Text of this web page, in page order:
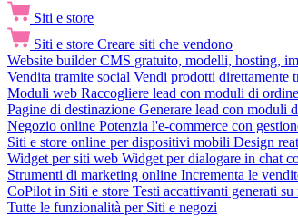
Siti e store
Siti e store Creare siti che vendono
Website builder CMS gratuito, modelli, hosting,
Vendita tramite social Vendi prodotti direttamente
Moduli web Raccogliere lead con moduli di
Pagine di destinazione Generare lead con moduli
Negozio online Potenzia l'e-commerce con
Siti e store online per dispositivi mobili Design
Widget per siti web Widget per dialogare in chat
Strumenti di marketing online Incrementa le
CoPilot in Siti e store Testi accattivanti generati
Tutte le funzionalità per Siti e negozi